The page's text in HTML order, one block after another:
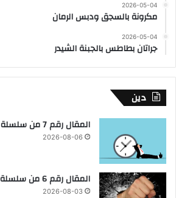
2026-05-04
مكرونة بالسجق ودبس الرمان
2026-05-04
جراتان بطاطس بالجبنة الشيدر
دين
المقال رقم 7 من سلسلة ” عيادة القلوب “
2026-08-06
المقال رقم 6 من سلسلة ” عيادة القلوب “
2026-08-03